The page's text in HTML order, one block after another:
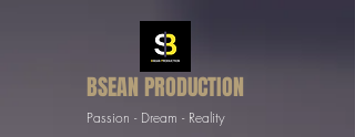
BSEAN PRODUCTION
Passion - Dream - Reality